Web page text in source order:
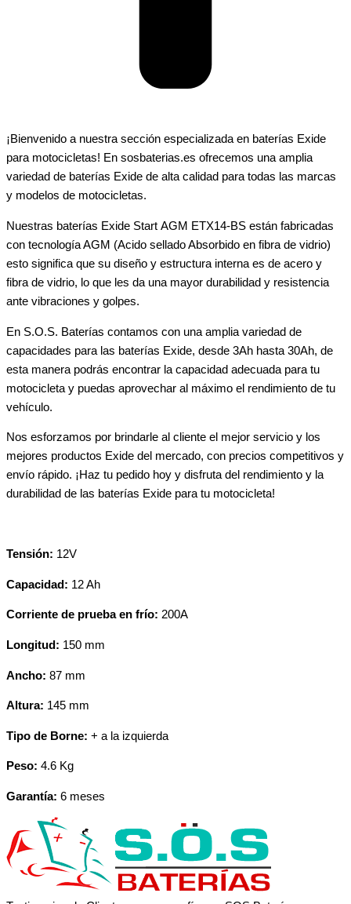
¡Bienvenido a nuestra sección especializada en baterías Exide
para motocicletas! En sosbaterias.es ofrecemos una amplia
variedad de baterías Exide de alta calidad para todas las marcas
y modelos de motocicletas.
Nuestras baterías Exide Start AGM ETX14-BS están fabricadas
con tecnología AGM (Acido sellado Absorbido en fibra de vidrio)
esto significa que su diseño y estructura interna es de acero y
fibra de vidrio, lo que les da una mayor durabilidad y resistencia
ante vibraciones y golpes.
En S.O.S. Baterías contamos con una amplia variedad de
capacidades para las baterías Exide, desde 3Ah hasta 30Ah, de
esta manera podrás encontrar la capacidad adecuada para tu
motocicleta y puedas aprovechar al máximo el rendimiento de tu
vehículo.
Nos esforzamos por brindarle al cliente el mejor servicio y los
mejores productos Exide del mercado, con precios competitivos y
envío rápido. ¡Haz tu pedido hoy y disfruta del rendimiento y la
durabilidad de las baterías Exide para tu motocicleta!
Tensión: 12V
Capacidad: 12 Ah
Corriente de prueba en frío: 200A
Longitud: 150 mm
Ancho: 87 mm
Altura: 145 mm
Tipo de Borne: + a la izquierda
Peso: 4.6 Kg
Garantía: 6 meses